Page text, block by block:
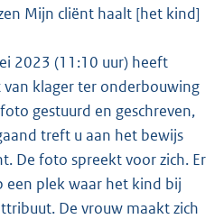
Mijn cliënt haalt [het kind]
2023 (11:10 uur) heeft
klager ter onderbouwing
gestuurd en geschreven,
treft u aan het bewijs
De foto spreekt voor zich. Er
een plek waar het kind bij
De vrouw maakt zich